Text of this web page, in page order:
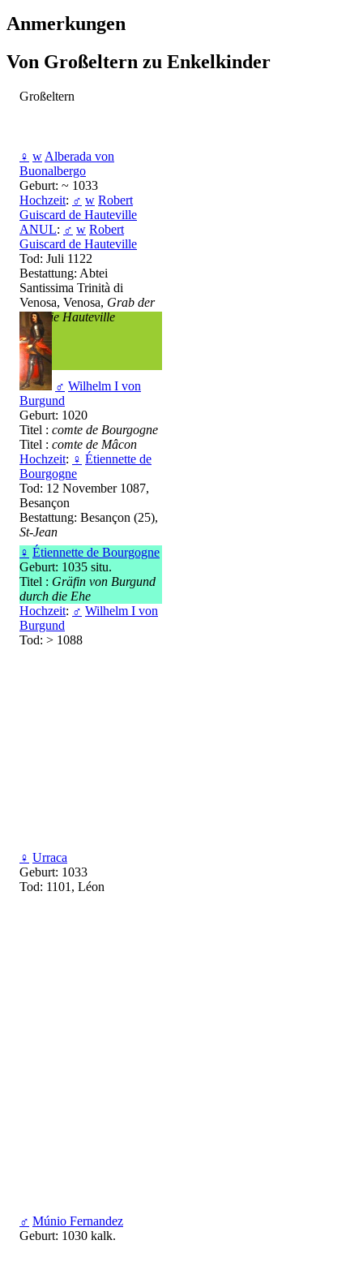
Anmerkungen
Von Großeltern zu Enkelkinder
Großeltern
♀ w Alberada von
Buonalbergo
Geburt: ~ 1033
Hochzeit: ♂ w Robert
Guiscard de Hauteville
ANUL: ♂ w Robert
Guiscard de Hauteville
Tod: Juli 1122
Bestattung: Abtei
Santissima Trinità di
Venosa, Venosa, Grab der
Familie Hauteville
♂ Wilhelm I von
Burgund
Geburt: 1020
Titel : comte de Bourgogne
Titel : comte de Mâcon
Hochzeit: ♀ Étiennette de
Bourgogne
Tod: 12 November 1087,
Besançon
Bestattung: Besançon (25),
St-Jean
♀ Étiennette de Bourgogne
Geburt: 1035 situ.
Titel : Gräfin von Burgund
durch die Ehe
Hochzeit: ♂ Wilhelm I von
Burgund
Tod: > 1088
♀ Urraca
Geburt: 1033
Tod: 1101, Léon
♂ Múnio Fernandez
Geburt: 1030 kalk.